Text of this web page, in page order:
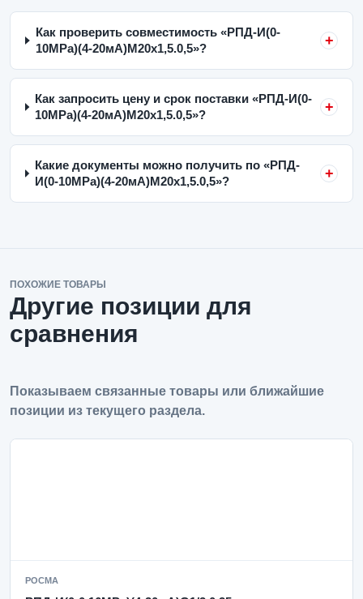
Как проверить совместимость «РПД-И(0-
10MPa)(4-20мА)M20x1,5.0,5»?
Как запросить цену и срок поставки «РПД-И(0-
10MPa)(4-20мА)M20x1,5.0,5»?
Какие документы можно получить по «РПД-
И(0-10MPa)(4-20мА)M20x1,5.0,5»?
ПОХОЖИЕ ТОВАРЫ
Другие позиции для
сравнения
Показываем связанные товары или ближайшие
позиции из текущего раздела.
РОСМА